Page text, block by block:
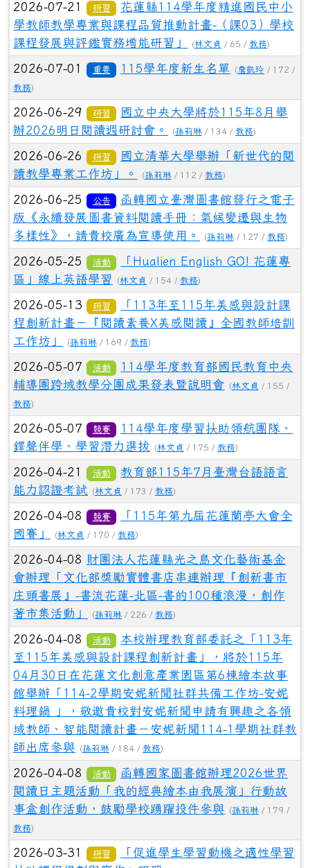
2026-07-21 研習
花蓮縣114學年度精進國民中小
學教師教學專業與課程品質推動計畫-（課03）學校
課程發展與評鑑實務增能研習」
(林文貞 / 65 / 教務)
2026-07-01 重要 115學年度新生名單 (詹凱玲 / 172 /
教務)
2026-06-29 研習
國立中央大學將於115年8月舉
辦2026明日閱讀週研討會。
(孫莉琳 / 134 / 教務)
2026-06-26 研習
國立清華大學舉辦「新世代的閱
讀教學專業工作坊」。
(孫莉琳 / 112 / 教務)
2026-06-25 公告
函轉國立臺灣圖書館發行之電子
版《永續發展圖書資料閱讀手冊：氣候變遷與生物
多樣性》，請貴校廣為宣導使用。
(孫莉琳 / 127 / 教務)
2026-05-25 活動
「Hualien English GO! 花蓮專
區」線上英語學習
(林文貞 / 154 / 教務)
2026-05-13 研習
「113年至115年美感與設計課
程創新計畫－『閱讀素養X美感閱讀』全國教師培訓
工作坊」
(孫莉琳 / 169 / 教務)
2026-05-07 活動
114學年度教育部國民教育中央
輔導團跨域教學分團成果發表暨說明會
(林文貞 / 155 /
教務)
2026-05-07 競賽
114學年度學習扶助領航團隊、
鐸聲伴學、學習潛力選拔
(林文貞 / 175 / 教務)
2026-04-21 活動
教育部115年7月臺灣台語語言
能力認證考試
(林文貞 / 173 / 教務)
2026-04-08 競賽
「115年第九屆花蓮蘭亭大會全
國賽」
(林文貞 / 170 / 教務)
2026-04-08 財團法人花蓮縣光之島文化藝術基金
會辦理「文化部獎勵實體書店串連辦理『創新書市
庄頭書展』-書流花蓮-北區-書的100種浪漫，創作
著市集活動」
(孫莉琳 / 226 / 教務)
2026-04-08 活動
本校辦理教育部委託之「113年
至115年美感與設計課程創新計畫」，將於115年
04月30日在花蓮文化創意產業園區第6棟繪本故事
館舉辦「114-2學期安妮新聞社群共備工作坊-安妮
料理鍋 」，敬邀貴校對安妮新聞申請有興趣之各領
域教師、智能閱讀計畫－安妮新聞114-1學期社群教
師出席參與
(孫莉琳 / 184 / 教務)
2026-04-08 活動
函轉國家圖書館辦理2026世界
閱讀日主題活動「我的經典繪本由我展演」行動故
事盒創作活動，鼓勵學校踴躍投件參與
(孫莉琳 / 179 /
教務)
2026-03-31 研習
「促進學生學習動機之適性學習